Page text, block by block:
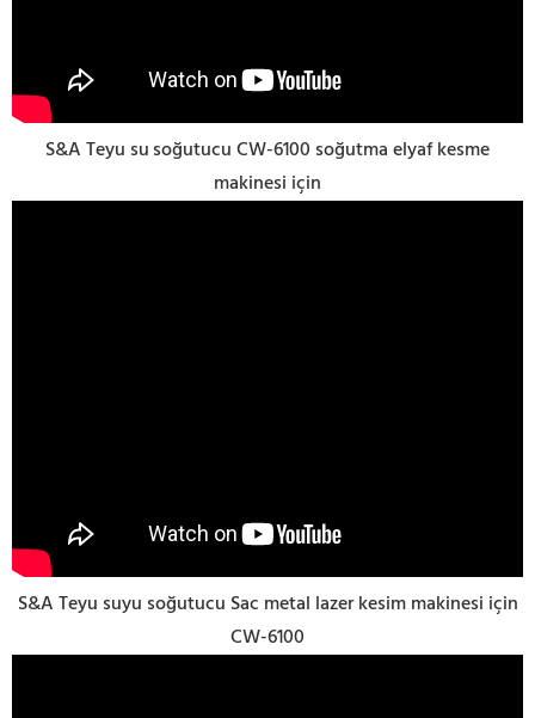
S&A Teyu susoğutucu CW-6100 soğutma elyaf kesme
makinesi için
S&A Teyu suyu soğutucu Sac metal lazer kesim makinesi için
CW-6100